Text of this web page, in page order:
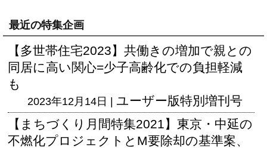
最近の特集企画
【多世帯住宅2023】共働きの増加で親との
同居に高い関心=少子高齢化での負担軽減
も
2023年12月14日 | ユーザー版特別増刊号
【まちづくり月間特集2021】東京・中延の
不燃化プロジェクトとM要除却の基準案、